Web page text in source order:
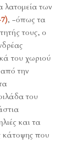
λατομεία των
, -όπως τα
τους, ο
του χωριού
την
του
και τα
κάτοψης που